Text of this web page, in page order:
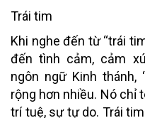
Trái tim
Khi nghe đến từ “trái
đến tình cảm, cảm
ngôn ngữ Kinh thánh,
rộng hơn nhiều. Nó chỉ
trí tuệ, sự tự do. Trái